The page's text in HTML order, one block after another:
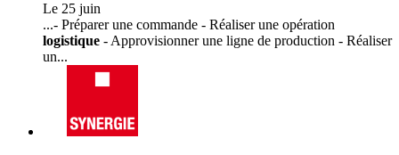
Le 25 juin
...- Préparer une commande - Réaliser une opération
logistique - Approvisionner une ligne de production - Réaliser
un...